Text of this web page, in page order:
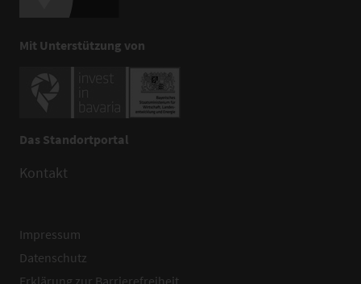
Mit Unterstützung von
Das Standortportal
Kontakt
Impressum
Datenschutz
Erklärung zur Barrierefreiheit